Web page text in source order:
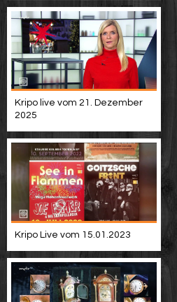
Kripo live vom 21. Dezember
2025
Kripo Live vom 15.01.2023